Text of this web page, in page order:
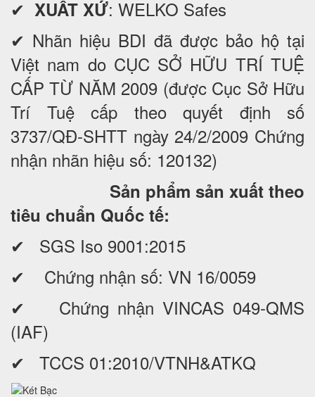
✔ XUẤT XỨ: WELKO Safes
✔ Nhãn hiệu BDI đã được bảo hộ tại
Việt nam do CỤC SỞ HỮU TRÍ TUỆ
CẤP TỪ NĂM 2009 (được Cục Sở Hữu
Trí Tuệ cấp theo quyết định số
3737/QĐ-SHTT ngày 24/2/2009 Chứng
nhận nhãn hiệu số: 120132)
Sản phẩm sản xuất theo
tiêu chuẩn Quốc tế:
✔ SGS Iso 9001:2015
✔ Chứng nhận số: VN 16/0059
✔ Chứng nhận VINCAS 049-QMS
(IAF)
✔ TCCS 01:2010/VTNH&ATKQ